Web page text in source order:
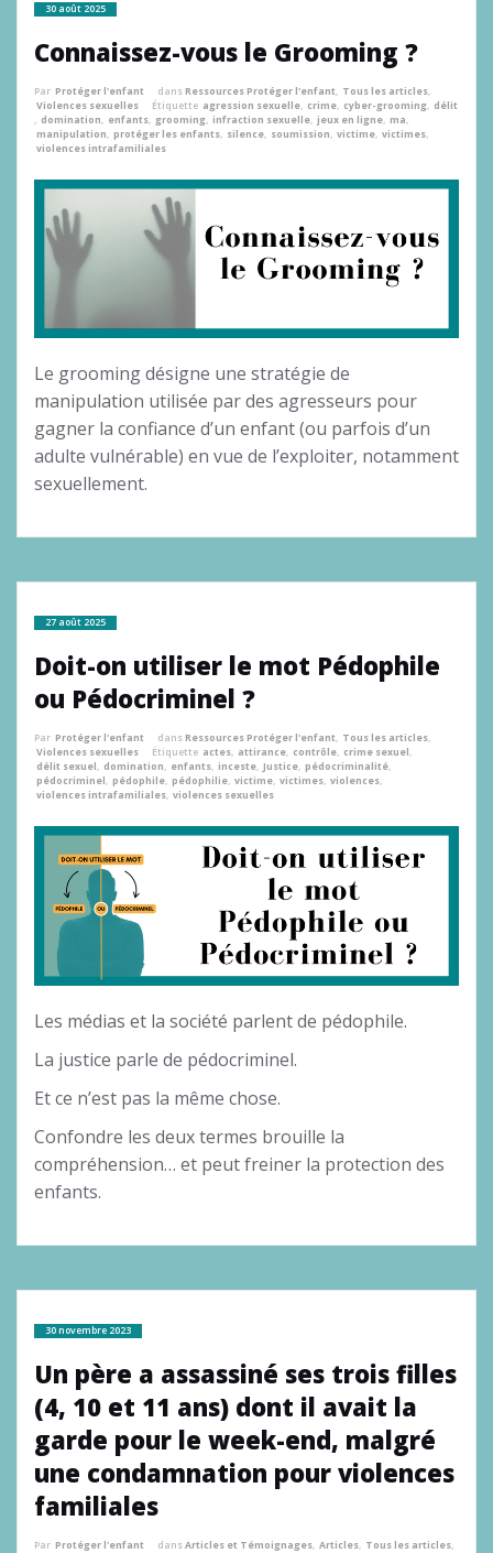
30 août 2025
Connaissez-vous le Grooming ?
Par Protéger l'enfant dansRessources Protéger l'enfant, Tous les articles,
Violences sexuelles
Étiquette agression sexuelle, crime, cyber-grooming, délit
, domination, enfants, grooming, infraction sexuelle, jeux en ligne, ma,
manipulation, protéger les enfants, silence, soumission, victime, victimes,
violences intrafamiliales
Le grooming désigne une stratégie de
manipulation utilisée par des agresseurs pour
gagner la confiance d’un enfant (ou parfois d’un
adulte vulnérable) en vue de l’exploiter, notamment
sexuellement.
27 août 2025
Doit-on utiliser le mot Pédophile
ou Pédocriminel ?
Par Protéger l'enfant dansRessources Protéger l'enfant, Tous les articles,
Violences sexuelles
Étiquette actes, attirance, contrôle, crime sexuel ,
délit sexuel , domination, enfants, inceste, Justice, pédocriminalité,
pédocriminel , pédophile, pédophilie, victime, victimes, violences,
violences intrafamiliales, violences sexuelles
Les médias et la société parlent de pédophile.
La justice parle de pédocriminel.
Et ce n’est pas la même chose.
Confondre les deux termes brouille la
compréhension… et peut freiner la protection des
enfants.
30 novembre 2023
Un père a assassiné ses trois filles
(4, 10 et 11 ans) dont il avait la
garde pour le week-end, malgré
une condamnation pour violences
familiales
Par Protéger l'enfant dansArticles et Témoignages, Articles, Tous les articles,